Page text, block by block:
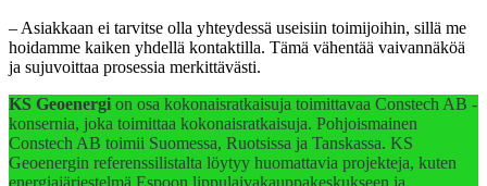
– Asiakkaan ei tarvitse olla yhteydessä useisiin toimijoihin, sillä me
hoidamme kaiken yhdellä kontaktilla. Tämä vähentää vaivannäköä
ja sujuvoittaa prosessia merkittävästi.
KS Geoenergi on osa kokonaisratkaisuja toimittavaa Constech AB -
konsernia, joka toimittaa kokonaisratkaisuja. Pohjoismainen
Constech AB toimii Suomessa, Ruotsissa ja Tanskassa. KS
Geoenergin referenssilistalta löytyy huomattavia projekteja, kuten